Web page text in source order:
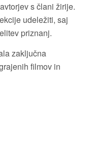
s člani žirije.
udeležiti, saj
priznanj.
zaključna
filmov in